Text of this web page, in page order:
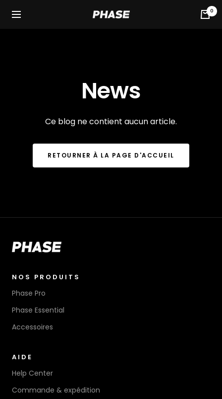
Navigation
Phase
0
News
Ce blog ne contient aucun article.
RETOURNER À LA PAGE D'ACCUEIL
NOS PRODUITS
Phase Pro
Phase Essential
Accessoires
AIDE
Help Center
Commande & expédition